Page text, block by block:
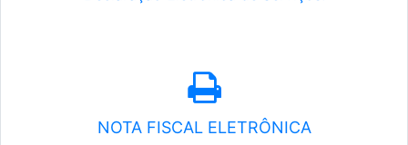
NOTA FISCAL ELETRÔNICA